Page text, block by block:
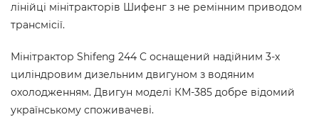
лінійці мінітракторів Шифенг з не ремінним приводом
трансмісії.
Мінітрактор Shifeng 244 C оснащений надійним 3-х
циліндровим дизельним двигуном з водяним
охолодженням. Двигун моделі КМ-385 добре відомий
українському споживачеві.